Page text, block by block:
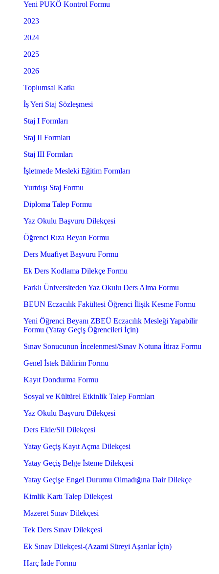
Yeni PUKÖ Kontrol Formu
2023
2024
2025
2026
Toplumsal Katkı
İş Yeri Staj Sözleşmesi
Staj I Formları
Staj II Formları
Staj III Formları
İşletmede Mesleki Eğitim Formları
Yurtdışı Staj Formu
Diploma Talep Formu
Yaz Okulu Başvuru Dilekçesi
Öğrenci Rıza Beyan Formu
Ders Muafiyet Başvuru Formu
Ek Ders Kodlama Dilekçe Formu
Farklı Üniversiteden Yaz Okulu Ders Alma Formu
BEUN Eczacılık Fakültesi Öğrenci İlişik Kesme Formu
Yeni Öğrenci Beyanı ZBEÜ Eczacılık Mesleği Yapabilir
Formu (Yatay Geçiş Öğrencileri İçin)
Sınav Sonucunun İncelenmesi/Sınav Notuna İtiraz Formu
Genel İstek Bildirim Formu
Kayıt Dondurma Formu
Sosyal ve Kültürel Etkinlik Talep Formları
Yaz Okulu Başvuru Dilekçesi
Ders Ekle/Sil Dilekçesi
Yatay Geçiş Kayıt Açma Dilekçesi
Yatay Geçiş Belge İsteme Dilekçesi
Yatay Geçişe Engel Durumu Olmadığına Dair Dilekçe
Kimlik Kartı Talep Dilekçesi
Mazeret Sınav Dilekçesi
Tek Ders Sınav Dilekçesi
Ek Sınav Dilekçesi-(Azami Süreyi Aşanlar İçin)
Harç İade Formu